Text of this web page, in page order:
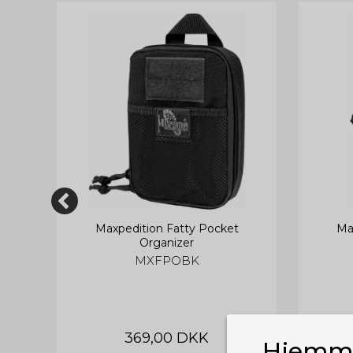
Maxpedition Fatty Pocket
Organizer
MXFPOBK
369,00 DKK